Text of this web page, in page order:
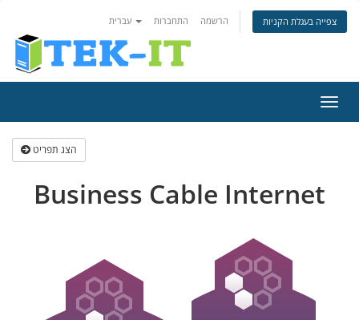
התחברות הרשמה צפייה בעגלת הקניות
ניווט
הצג תפריט
Business Cable Internet